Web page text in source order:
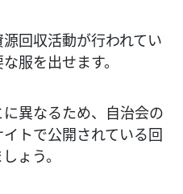
回収活動が行われてい
服を出せます。
異なるため、自治会の
トで公開されている回
ょう。